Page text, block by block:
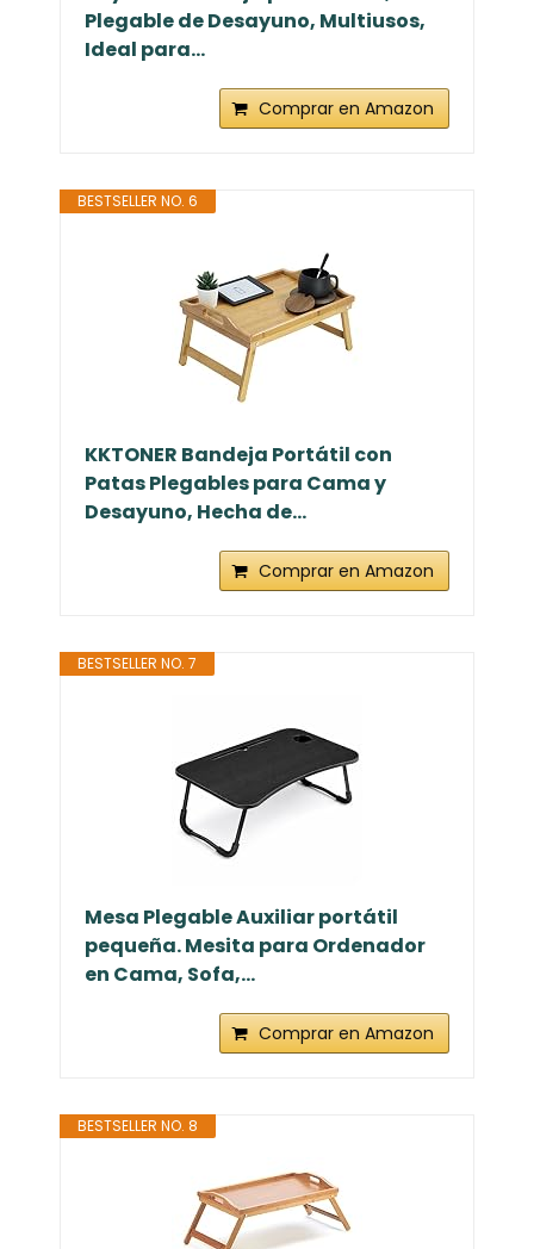
Plegable de Desayuno, Multiusos,
Ideal para...
Comprar en Amazon
BESTSELLER NO. 6
KKTONER Bandeja Portátil con
Patas Plegables para Cama y
Desayuno, Hecha de...
Comprar en Amazon
BESTSELLER NO. 7
Mesa Plegable Auxiliar portátil
pequeña. Mesita para Ordenador
en Cama, Sofa,...
Comprar en Amazon
BESTSELLER NO. 8